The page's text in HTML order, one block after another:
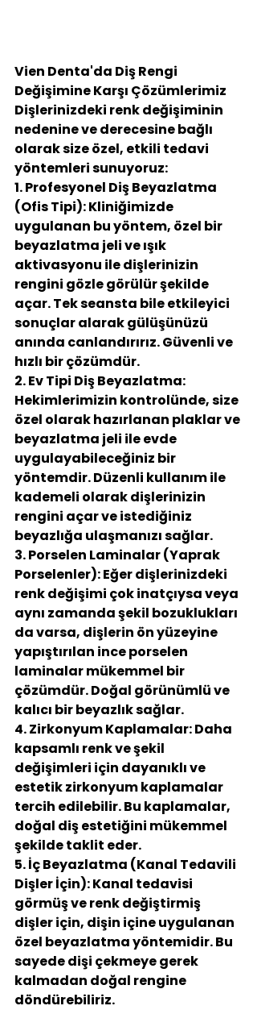
Vien Denta'da Diş Rengi
Değişimine Karşı Çözümlerimiz
Dişlerinizdeki renk değişiminin
nedenine ve derecesine bağlı
olarak size özel, etkili tedavi
yöntemleri sunuyoruz:
1. Profesyonel Diş Beyazlatma
(Ofis Tipi): Kliniğimizde
uygulanan bu yöntem, özel bir
beyazlatma jeli ve ışık
aktivasyonu ile dişlerinizin
rengini gözle görülür şekilde
açar. Tek seansta bile etkileyici
sonuçlar alarak gülüşünüzü
anında canlandırırız. Güvenli ve
hızlı bir çözümdür.
2. Ev Tipi Diş Beyazlatma:
Hekimlerimizin kontrolünde, size
özel olarak hazırlanan plaklar ve
beyazlatma jeli ile evde
uygulayabileceğiniz bir
yöntemdir. Düzenli kullanım ile
kademeli olarak dişlerinizin
rengini açar ve istediğiniz
beyazlığa ulaşmanızı sağlar.
3. Porselen Laminalar (Yaprak
Porselenler): Eğer dişlerinizdeki
renk değişimi çok inatçıysa veya
aynı zamanda şekil bozuklukları
da varsa, dişlerin ön yüzeyine
yapıştırılan ince porselen
laminalar mükemmel bir
çözümdür. Doğal görünümlü ve
kalıcı bir beyazlık sağlar.
4. Zirkonyum Kaplamalar: Daha
kapsamlı renk ve şekil
değişimleri için dayanıklı ve
estetik zirkonyum kaplamalar
tercih edilebilir. Bu kaplamalar,
doğal diş estetiğini mükemmel
şekilde taklit eder.
5. İç Beyazlatma (Kanal Tedavili
Dişler İçin): Kanal tedavisi
görmüş ve renk değiştirmiş
dişler için, dişin içine uygulanan
özel beyazlatma yöntemidir. Bu
sayede dişi çekmeye gerek
kalmadan doğal rengine
döndürebiliriz.